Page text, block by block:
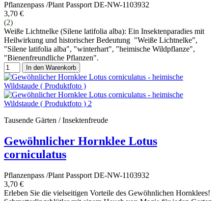
Pflanzenpass /Plant Passport DE-NW-1103932
3,70 €
(2)
Weiße Lichtnelke (Silene latifolia alba): Ein Insektenparadies mit
Heilwirkung und historischer Bedeutung "Weiße Lichtnelke",
"Silene latifolia alba", "winterhart", "heimische Wildpflanze",
"Bienenfreundliche Pflanzen".
In den Warenkorb
Tausende Gärten / Insektenfreude
Gewöhnlicher Hornklee Lotus
corniculatus
Pflanzenpass /Plant Passport DE-NW-1103932
3,70 €
Erleben Sie die vielseitigen Vorteile des Gewöhnlichen Hornklees!